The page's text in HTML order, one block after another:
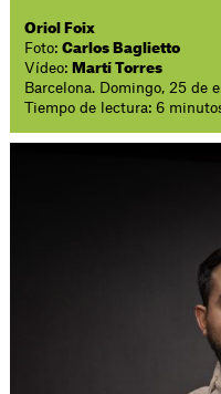
Oriol Foix
Foto:Carlos Baglietto
Vídeo: Martí Torres
Barcelona. Domingo, 25 de
Tiempo de lectura: 6